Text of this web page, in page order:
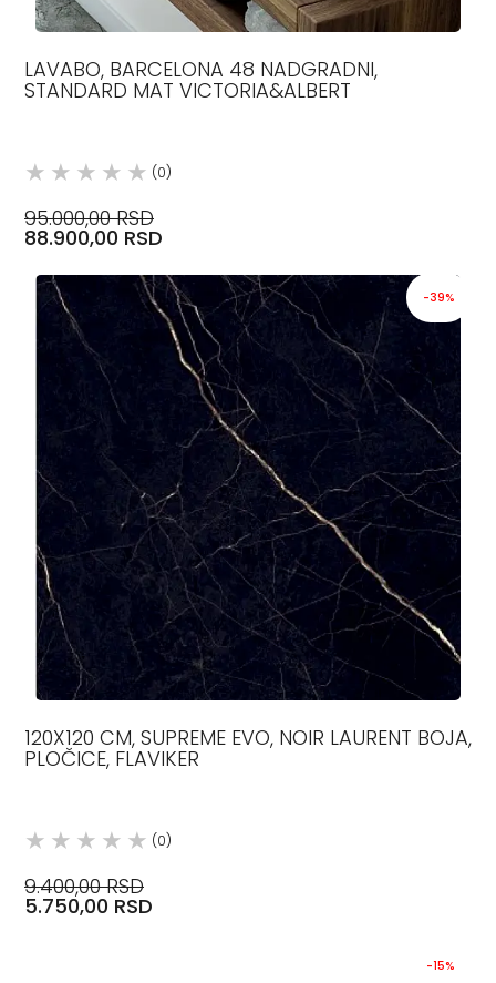
LAVABO, BARCELONA 48 NADGRADNI,
STANDARD MAT VICTORIA&ALBERT
(0)
95.000,00 RSD
88.900,00 RSD
-39%
120X120 CM, SUPREME EVO, NOIR LAURENT BOJA,
PLOČICE, FLAVIKER
(0)
9.400,00 RSD
5.750,00 RSD
-15%